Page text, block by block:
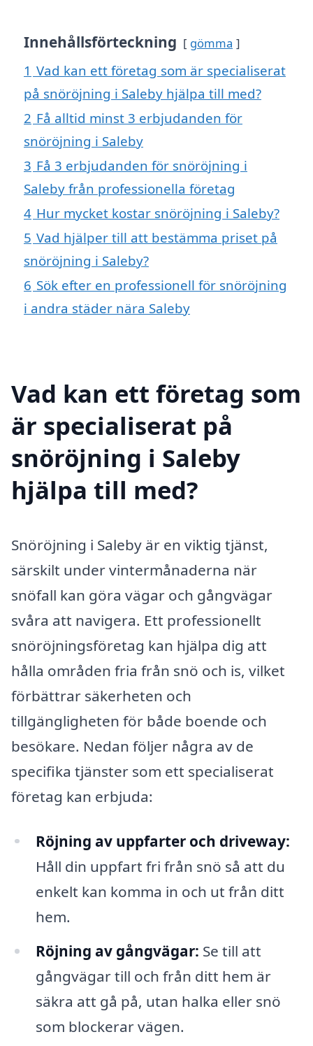
Innehållsförteckning gömma
1 Vad kan ett företag som är specialiserat
på snöröjning i Saleby hjälpa till med?
2 Få alltid minst 3 erbjudanden för
snöröjning i Saleby
3 Få 3 erbjudanden för snöröjning i
Saleby från professionella företag
4 Hur mycket kostar snöröjning i Saleby?
5 Vad hjälper till att bestämma priset på
snöröjning i Saleby?
6 Sök efter en professionell för snöröjning
i andra städer nära Saleby
Vad kan ett företag som
är specialiserat på
snöröjning i Saleby
hjälpa till med?
Snöröjning i Saleby är en viktig tjänst,
särskilt under vintermånaderna när
snöfall kan göra vägar och gångvägar
svåra att navigera. Ett professionellt
snöröjningsföretag kan hjälpa dig att
hålla områden fria från snö och is, vilket
förbättrar säkerheten och
tillgängligheten för både boende och
besökare. Nedan följer några av de
specifika tjänster som ett specialiserat
företag kan erbjuda:
Röjning av uppfarter och driveway:
Håll din uppfart fri från snö så att du
enkelt kan komma in och ut från ditt
hem.
Röjning av gångvägar: Se till att
gångvägar till och från ditt hem är
säkra att gå på, utan halka eller snö
som blockerar vägen.